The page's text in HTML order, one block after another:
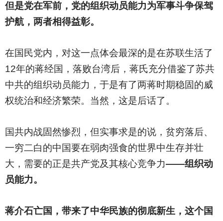
但是党在军前，党的组织动员能力为军事斗争保驾
护航，两者相得益彰。
在国民党内，对这一点体会最深的是在苏联生活了
12年的蒋经国，落败台湾后，蒋氏充分借鉴了苏共
中共的组织动员能力，于是有了两蒋时期稳固的威
权统治和经济繁荣。当然，这是后话了。
国共内战固然惨烈，但实事求是的说，贫穷落后、
一穷二白的中国要在弱肉强食的世界中生存并壮
大，需要的正是共产党及其核心竞争力——组织动
员能力。
蒋介石亡国，带来了中华民族的彻底新生，这个国